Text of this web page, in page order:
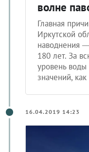
волне
Главная
Иркутской
наводнения
180 лет. За
уровень воды
значений, как
16.04.2019 14:23